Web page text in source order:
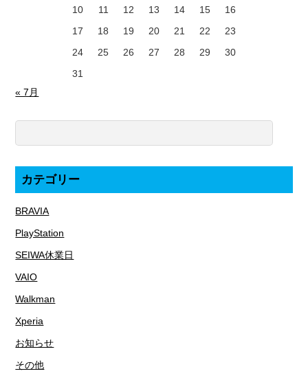
10
11 12 13 14 15
16
17
18 19 20 21 22
23
24
25 26 27 28 29
30
31
« 7月
カテゴリー
BRAVIA
PlayStation
SEIWA休業日
VAIO
Walkman
Xperia
お知らせ
その他